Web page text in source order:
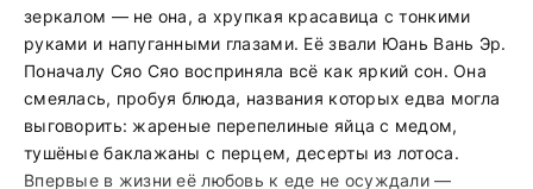
зеркалом — не она, а хрупкая красавица с тонкими
руками и напуганными глазами. Её звали Юань Вань Эр.
Поначалу Сяо Сяо восприняла всё как яркий сон. Она
смеялась, пробуя блюда, названия которых едва могла
выговорить: жареные перепелиные яйца с медом,
тушёные баклажаны с перцем, десерты из лотоса.
Впервые в жизни её любовь к еде не осуждали —